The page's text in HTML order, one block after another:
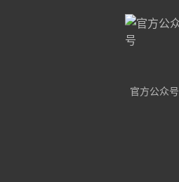
官方公众号